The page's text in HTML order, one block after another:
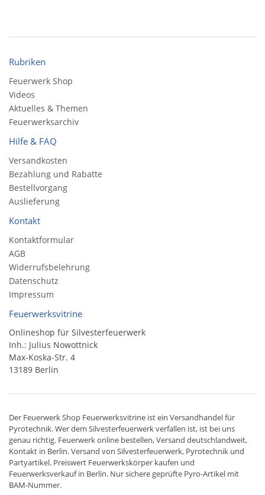
Rubriken
Feuerwerk Shop
Videos
Aktuelles & Themen
Feuerwerksarchiv
Hilfe & FAQ
Versandkosten
Bezahlung und Rabatte
Bestellvorgang
Auslieferung
Kontakt
Kontaktformular
AGB
Widerrufsbelehrung
Datenschutz
Impressum
Feuerwerksvitrine
Onlineshop für Silvesterfeuerwerk
Inh.: Julius Nowottnick
Max-Koska-Str. 4
13189 Berlin
Der Feuerwerk Shop Feuerwerksvitrine ist ein Versandhandelfür
Pyrotechnik. Wer dem Silvesterfeuerwerk verfallen ist, ist bei uns
genau richtig. Feuerwerk online bestellen,Versand deutschlandweit,
Kontakt in Berlin. Versand von Silvesterfeuerwerk, Pyrotechnik und
Partyartikel. Preiswert Feuerwerkskörper kaufen und
Feuerwerksverkauf in Berlin. Nur sichere geprüfte Pyro-Artikel mit
BAM-Nummer.